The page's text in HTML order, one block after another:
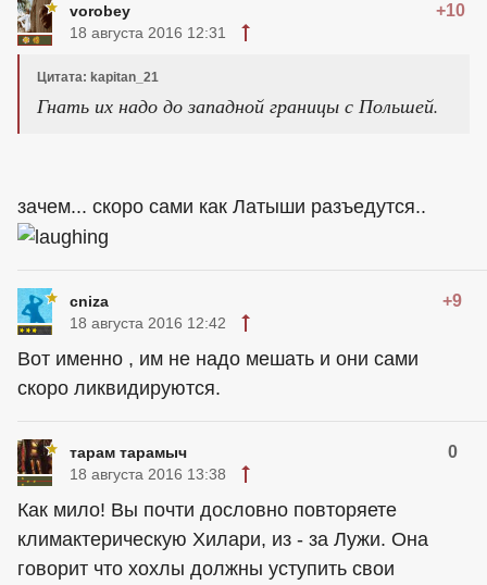
vorobey +10
18 августа 2016 12:31
Цитата: kapitan_21
Гнать их надо до западной границы с Польшей.
зачем... скоро сами как Латыши разъедутся..
cniza +9
18 августа 2016 12:42
Вот именно , им не надо мешать и они сами
скоро ликвидируются.
тарам тарамыч 0
18 августа 2016 13:38
Как мило! Вы почти дословно повторяете
климактерическую Хилари, из - за Лужи. Она
говорит что хохлы должны уступить свои